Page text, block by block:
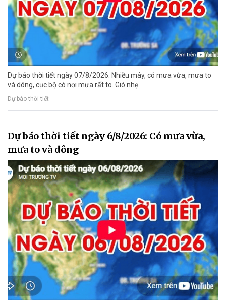
Dự báo thời tiết ngày 07/8/2026: Nhiều mây, có mưa vừa, mưa to
và dông, cục bộ có nơi mưa rất to. Gió nhẹ.
Dự báo thời tiết
Dự báo thời tiết ngày 6/8/2026: Có mưa vừa,
mưa to và dông